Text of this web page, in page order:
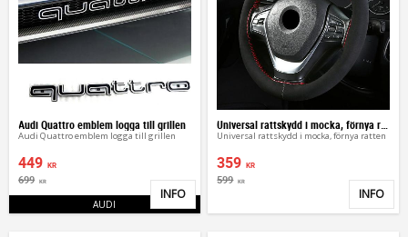
Audi Quattro emblem logga till grillen
Audi Quattro emblem logga till grillen
449 KR
699 KR
AUDI Lägg till i favoriter
INFO
Universal rattskydd i mocka, förnya ratten
359 KR
599 KR
INFO